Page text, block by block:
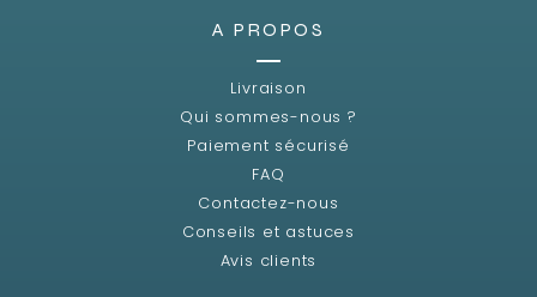
A PROPOS
Livraison
Qui sommes-nous ?
Paiement sécurisé
FAQ
Contactez-nous
Conseils et astuces
Avis clients